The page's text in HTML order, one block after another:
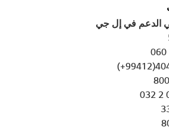
الدعم في إل جي